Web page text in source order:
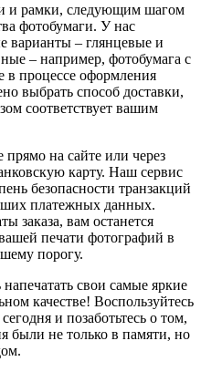
и рамки, следующим шагом
фотобумаги. У нас
варианты – глянцевые и
– например, фотобумага с
в процессе оформления
выбрать способ доставки,
соответствует вашим
на сайте или через
карту. Наш сервис
безопасности транзакций
платежных данных.
заказа, вам останется
печати фотографий в
порогу.
свои самые яркие
качестве! Воспользуйтесь
и позаботьтесь о том,
были не только в памяти, но